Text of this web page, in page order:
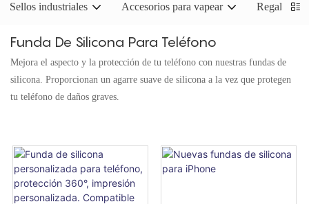
Sellos industriales Accesorios para vapear Regalos
Funda De Silicona Para Teléfono
Mejora el aspecto y la protección de tu teléfono con nuestras fundas de
silicona. Proporcionan un agarre suave de silicona a la vez que protegen
tu teléfono de daños graves.